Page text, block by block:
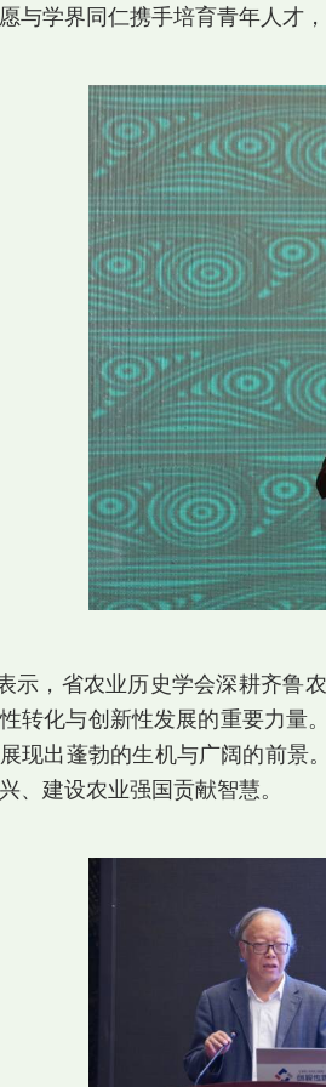
与学界同仁携手培育青年人才
示，省农业历史学会深耕齐鲁
转化与创新性发展的重要力量
现出蓬勃的生机与广阔的前景
、建设农业强国贡献智慧。